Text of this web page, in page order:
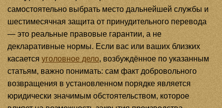
самостоятельно выбрать место дальнейшей службы и
шестимесячная защита от принудительного перевода
— это реальные правовые гарантии, а не
декларативные нормы. Если вас или ваших близких
касается уголовное дело, возбуждённое по указанным
статьям, важно понимать: сам факт добровольного
возвращения в установленном порядке является
юридически значимым обстоятельством, которое